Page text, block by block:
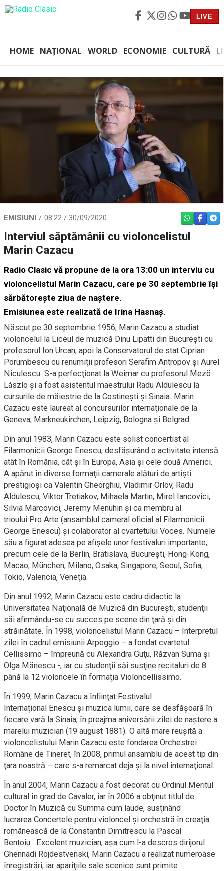
LIVE
HOME NAȚIONAL WORLD ECONOMIE CULTURĂ
EMISIUNI 08:22 / 30/09/2020 WHATSAPP
Interviul săptămânii cu violoncelistul
Marin Cazacu
Radio Clasic vă propune de la ora 13:00 un interviu cu
violoncelistul Marin Cazacu, care pe 30 septembrie își
sărbătorește ziua de naștere.
Emisiunea este realizată de Irina Hasnaș.
Născut pe 30 septembrie 1956, Marin Cazacu a studiat
violoncelul la Liceul de muzică Dinu Lipatti din Bucureşti cu
profesorul Ion Urcan, apoi la Conservatorul de stat Ciprian
Porumbescu cu renumiţii profesori Serafim Antropov şi Aurel
Niculescu. S-a perfecţionat la Weimar cu profesorul Mezö
Lászlo şi a fost asistentul maestrului Radu Aldulescu la
cursurile de măiestrie de la Costineşti şi Sinaia. Marin
Cazacu este laureat al concursurilor internaţionale de la
Geneva, Markneukirchen, Leipzig, Bologna şi Belgrad.
Din anul 1983, Marin Cazacu este solist concertist al
Filarmonicii George Enescu, desfăşurând o activitate intensă
atât în România, cât şi în Europa, Asia şi cele două Americi.
A apărut în diverse formaţii camerale alături de artişti
prestigioşi ca Valentin Gheorghiu, Vladimir Orlov, Radu
Aldulescu, Viktor Tretiakov, Mihaela Martin, Mirel Iancovici,
Silvia Marcovici, Jeremy Menuhin şi ca membru al
trioului Pro Arte (ansamblul cameral oficial al Filarmonicii
George Enescu) şi colaborator al cvartetului Voces. Numele
său a figurat adesea pe afişele unor festivaluri importante,
precum cele de la Berlin, Bratislava, Bucureşti, Hong-Kong,
Macao, München, Milano, Osaka, Singapore, Seoul, Sofia,
Tokio, Valencia, Veneţia.
Din anul 1992, Marin Cazacu este cadru didactic la
Universitatea Naţională de Muzică din Bucureşti, studenţii
săi afirmându-se cu succes pe scene din ţară şi din
străinătate. În 1998, violoncelistul Marin Cazacu – Interpretul
zilei în cadrul emisiunii Arpeggio – a fondat cvartetul
Cellissimo – împreună cu Alexandra Guţu, Răzvan Suma şi
Olga Mănescu -, iar cu studenţii săi susţine recitaluri de 8
până la 12 violoncele în formaţia Violoncellissimo.
În 1999, Marin Cazacu a înfiinţat Festivalul
Internaţional Enescu şi muzica lumii, care se desfăşoară în
fiecare vară la Sinaia, în preajma aniversării zilei de naştere a
marelui muzician (19 august 1881). O altă mare reuşită a
violoncelistului Marin Cazacu este fondarea Orchestrei
Române de Tineret, în 2008, primul ansamblu de acest tip din
ţara noastră – care s-a remarcat deja şi la nivel internaţional.
În anul 2004, Marin Cazacu a fost decorat cu Ordinul Meritul
cultural în grad de Cavaler, iar în 2006 a obţinut titlul de
Doctor în Muzică cu Summa cum laude, susţinând
lucrarea Concertele pentru violoncel şi orchestră în creaţia
românească de la Constantin Dimitrescu la Pascal
Bentoiu. Excelent muzician, aşa cum l-a descros dirijorul
Ghennadi Rojdestvenski, Marin Cazacu a realizat numeroase
înregistrări, iar apariţiile sale scenice sunt primite